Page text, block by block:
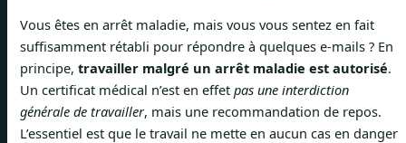
Vous êtes en arrêt maladie, mais vous vous sentez en fait
suffisamment rétabli pour répondre à quelques e-mails ? En
principe, travailler malgré un arrêt maladie est autorisé.
Un certificat médical n’est en effet pas une interdiction
générale de travailler, mais une recommandation de repos.
L’essentiel est que le travail ne mette en aucun cas en danger